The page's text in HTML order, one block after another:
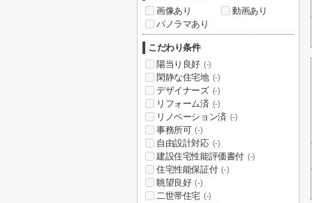
画像あり
動画あり
パノラマあり
こだわり条件
陽当り良好 (-)
閑静な住宅地 (-)
デザイナーズ (-)
リフォーム済 (-)
リノベーション済 (-)
事務所可 (-)
自由設計対応 (-)
建設住宅性能評価書付 (-)
住宅性能保証付 (-)
眺望良好 (-)
二世帯住宅 (-)